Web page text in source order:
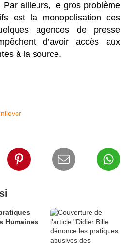
Par ailleurs, le gros problème
est la monopolisation des
agences de presse
d’avoir accès aux
à la source.
Humaines